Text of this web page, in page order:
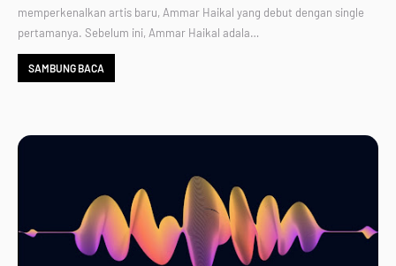
memperkenalkan artis baru, Ammar Haikal yang debut dengan single
pertamanya. Sebelum ini, Ammar Haikal adala…
SAMBUNG BACA